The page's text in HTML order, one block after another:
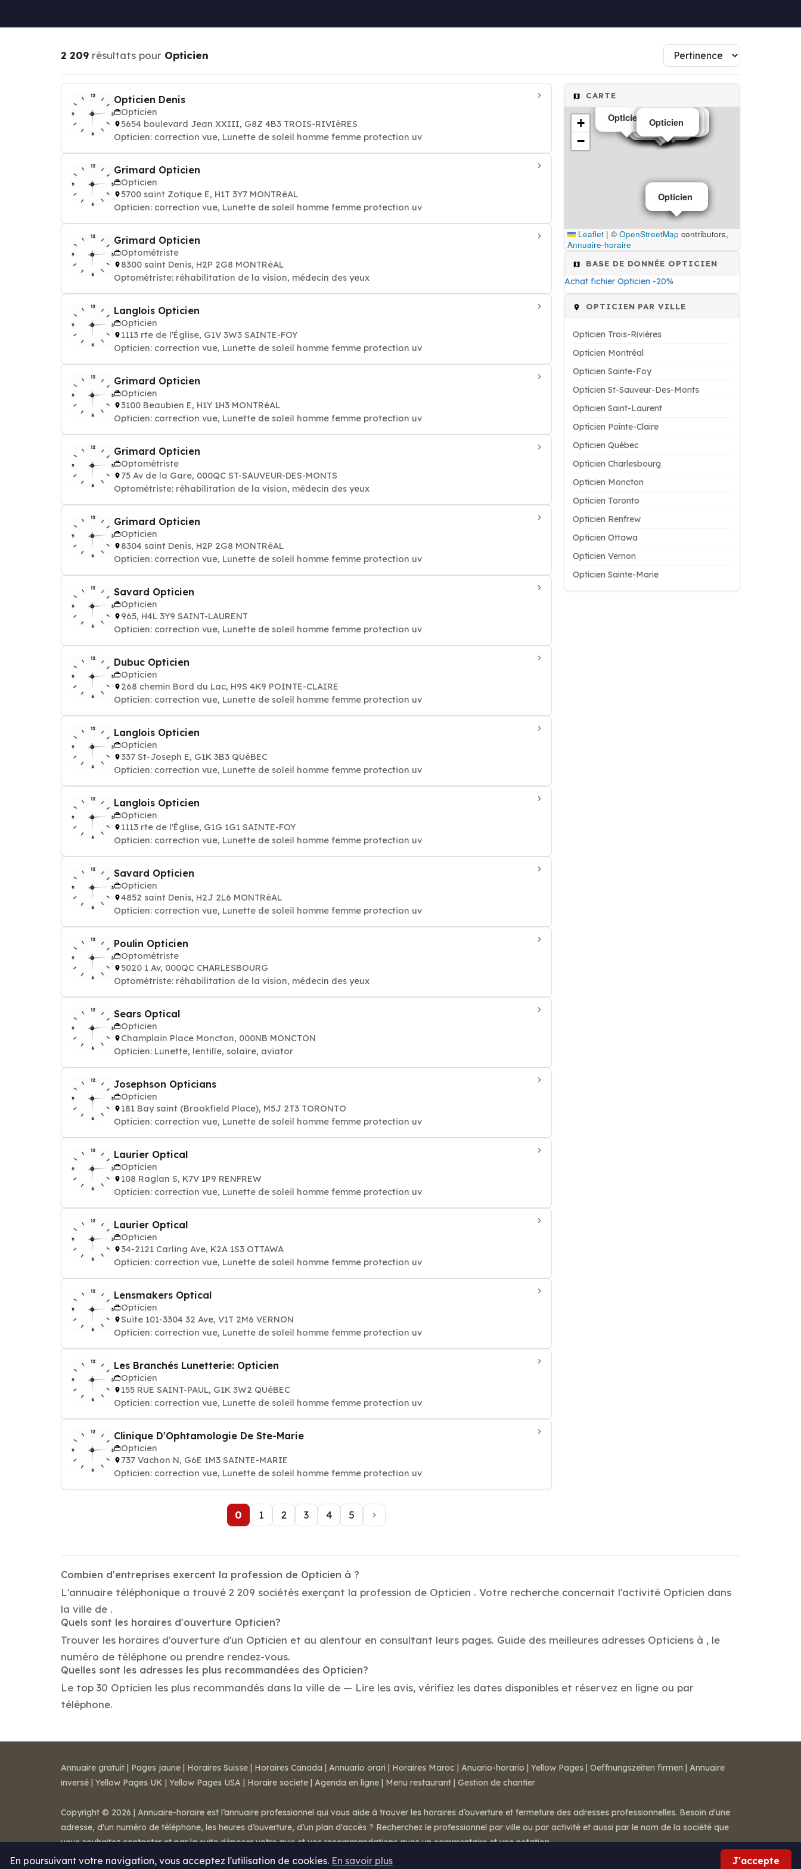
2 209 résultats pour Opticien
Opticien Denis
Opticien
5654 boulevard Jean XXIII, G8Z 4B3 TROIS-RIVIèRES
Opticien: correction vue, Lunette de soleil homme femme protection uv
Grimard Opticien
Opticien
5700 saint Zotique E, H1T 3Y7 MONTRéAL
Opticien: correction vue, Lunette de soleil homme femme protection uv
Grimard Opticien
Optométriste
8300 saint Denis, H2P 2G8 MONTRéAL
Optométriste: réhabilitation de la vision, médecin des yeux
Langlois Opticien
Opticien
1113 rte de l'Église, G1V 3W3 SAINTE-FOY
Opticien: correction vue, Lunette de soleil homme femme protection uv
Grimard Opticien
Opticien
3100 Beaubien E, H1Y 1H3 MONTRéAL
Opticien: correction vue, Lunette de soleil homme femme protection uv
Grimard Opticien
Optométriste
75 Av de la Gare, 000QC ST-SAUVEUR-DES-MONTS
Optométriste: réhabilitation de la vision, médecin des yeux
Grimard Opticien
Opticien
8304 saint Denis, H2P 2G8 MONTRéAL
Opticien: correction vue, Lunette de soleil homme femme protection uv
Savard Opticien
Opticien
965, H4L 3Y9 SAINT-LAURENT
Opticien: correction vue, Lunette de soleil homme femme protection uv
Dubuc Opticien
Opticien
268 chemin Bord du Lac, H9S 4K9 POINTE-CLAIRE
Opticien: correction vue, Lunette de soleil homme femme protection uv
Langlois Opticien
Opticien
337 St-Joseph E, G1K 3B3 QUéBEC
Opticien: correction vue, Lunette de soleil homme femme protection uv
Langlois Opticien
Opticien
1113 rte de l'Église, G1G 1G1 SAINTE-FOY
Opticien: correction vue, Lunette de soleil homme femme protection uv
Savard Opticien
Opticien
4852 saint Denis, H2J 2L6 MONTRéAL
Opticien: correction vue, Lunette de soleil homme femme protection uv
Poulin Opticien
Optométriste
5020 1 Av, 000QC CHARLESBOURG
Optométriste: réhabilitation de la vision, médecin des yeux
Sears Optical
Opticien
Champlain Place Moncton, 000NB MONCTON
Opticien: Lunette, lentille, solaire, aviator
Josephson Opticians
Opticien
181 Bay saint (Brookfield Place), M5J 2T3 TORONTO
Opticien: correction vue, Lunette de soleil homme femme protection uv
Laurier Optical
Opticien
108 Raglan S, K7V 1P9 RENFREW
Opticien: correction vue, Lunette de soleil homme femme protection uv
Laurier Optical
Opticien
34-2121 Carling Ave, K2A 1S3 OTTAWA
Opticien: correction vue, Lunette de soleil homme femme protection uv
Lensmakers Optical
Opticien
Suite 101-3304 32 Ave, V1T 2M6 VERNON
Opticien: correction vue, Lunette de soleil homme femme protection uv
Les Branchés Lunetterie: Opticien
Opticien
155 RUE SAINT-PAUL, G1K 3W2 QUéBEC
Opticien: correction vue, Lunette de soleil homme femme protection uv
Clinique D'Ophtamologie De Ste-Marie
Opticien
737 Vachon N, G6E 1M3 SAINTE-MARIE
Opticien: correction vue, Lunette de soleil homme femme protection uv
0 1 2 3 4 5
CARTE
Opticien
Opticien
Optométriste
Opticien
Opticien
Optométriste
Opticien
Opticien
Opticien
Opticien
Opticien
Opticien
Optométriste
Opticien
Opticien
Opticien
Opticien
Opticien Opticien
Opticien
+
−
Leaflet | © OpenStreetMap contributors,
Annuaire-horaire
BASE DE DONNÉE OPTICIEN
Achat fichier Opticien -20%
OPTICIEN PAR VILLE
Opticien Trois-Rivières
Opticien Montréal
Opticien Sainte-Foy
Opticien St-Sauveur-Des-Monts
Opticien Saint-Laurent
Opticien Pointe-Claire
Opticien Québec
Opticien Charlesbourg
Opticien Moncton
Opticien Toronto
Opticien Renfrew
Opticien Ottawa
Opticien Vernon
Opticien Sainte-Marie
Combien d'entreprises exercent la profession de Opticien à ?
L'annuaire téléphonique a trouvé 2 209 sociétés exerçant la profession de Opticien . Votre recherche concernait l'activité Opticien dans
la ville de .
Quels sont les horaires d'ouverture Opticien?
Trouver les horaires d'ouverture d'un Opticien et au alentour en consultant leurs pages. Guide des meilleures adresses Opticiens à , le
numéro de téléphone ou prendre rendez-vous.
Quelles sont les adresses les plus recommandées des Opticien?
Le top 30 Opticien les plus recommandés dans la ville de — Lire les avis, vérifiez les dates disponibles et réservez en ligne ou par
téléphone.
En poursuivant votre navigation, vous acceptez l'utilisation de cookies. En savoir plus J'accepte
Annuaire gratuit | Pages jaune | Horaires Suisse | Horaires Canada | Annuario orari | Horaires Maroc | Anuario-horario | Yellow Pages | Oeffnungszeiten firmen | Annuaire
inversé | Yellow Pages UK | Yellow Pages USA | Horaire societe | Agenda en ligne | Menu restaurant | Gestion de chantier
Copyright © 2026 | Annuaire-horaire est l’annuaire professionnel qui vous aide à trouver les horaires d’ouverture et fermeture des adresses professionnelles. Besoin d'une
adresse, d'un numéro de téléphone, les heures d’ouverture, d’un plan d'accès ? Recherchez le professionnel par ville ou par activité et aussi par le nom de la société que
vous souhaitez contacter et par la suite déposer votre avis et vos recommandations avec un commentaire et une notation.
Mentions légales-Conditions de ventes- Contact